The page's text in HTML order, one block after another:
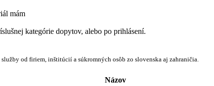
mám
kategórie dopytov, alebo po prihlásení.
od firiem, inštitúcií a súkromných osôb zo slovenska aj zahraničia.
Názov